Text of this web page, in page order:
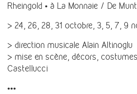
Rheingold • à La Monnaie / De Munt
> 24, 26, 28, 31 octobre, 3, 5, 7, 9
> direction musicale Alain Altinoglu
> mise en scène, décors,
Castellucci
•••